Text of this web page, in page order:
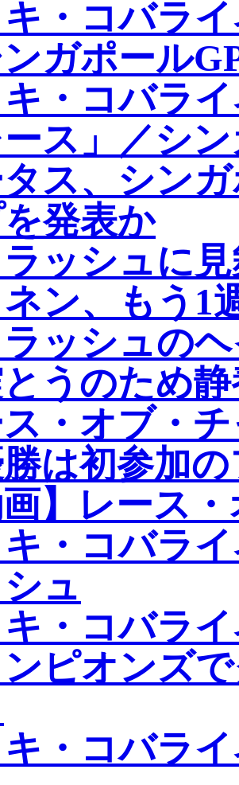
・コバラ
ガポール
・コバラ
ス」／シ
タス、シン
発表か
ッシュに
ン、もう1
ッシュの
うのため
・オブ・
は初参加
画】レース
・コバラ
ュ
・コバラ
ピオンズ
・コバラ